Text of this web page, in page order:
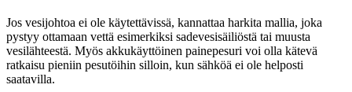
Jos vesijohtoa ei ole käytettävissä, kannattaa harkita mallia, joka
pystyy ottamaan vettä esimerkiksi sadevesisäiliöstä tai muusta
vesilähteestä. Myös akkukäyttöinen painepesuri voi olla kätevä
ratkaisu pieniin pesutöihin silloin, kun sähköä ei ole helposti
saatavilla.